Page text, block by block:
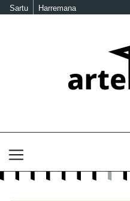
Sartu Harremana